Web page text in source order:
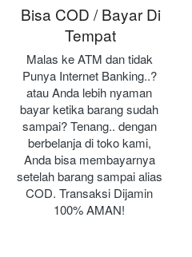
Bisa COD / Bayar Di
Tempat
Malas ke ATM dan tidak
Punya Internet Banking..?
atau Anda lebih nyaman
bayar ketika barang sudah
sampai? Tenang.. dengan
berbelanja di toko kami,
Anda bisa membayarnya
setelah barang sampai alias
COD. Transaksi Dijamin
100% AMAN!